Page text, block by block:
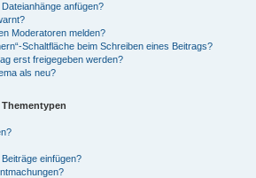
anfügen?
Moderatoren melden?
Schaltfläche beim Schreiben eines Beitrags?
erst freigegeben werden?
als neu?
einfügen?